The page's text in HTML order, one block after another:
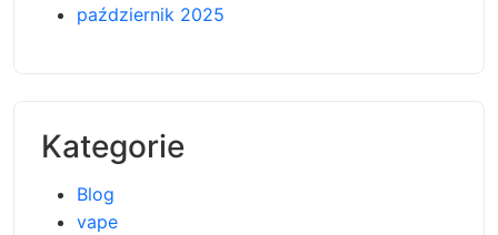
październik 2025
Kategorie
Blog
vape